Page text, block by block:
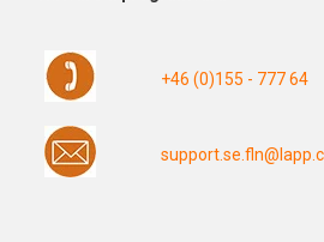
+46 (0)155 - 777 64